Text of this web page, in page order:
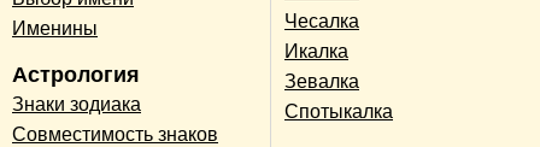
Именины
Астрология
Знаки зодиака
Совместимость знаков
Чесалка
Икалка
Зевалка
Спотыкалка